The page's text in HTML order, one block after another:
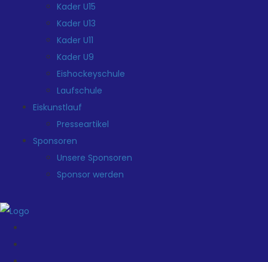
Kader U15
Kader U13
Kader U11
Kader U9
Eishockeyschule
Laufschule
Eiskunstlauf
Presseartikel
Sponsoren
Unsere Sponsoren
Sponsor werden